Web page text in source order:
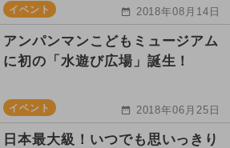
イベント 2018年08月14日
アンパンマンこどもミュージアム
に初の「水遊び広場」誕生！
イベント 2018年06月25日
日本最大級！いつでも思いっきり